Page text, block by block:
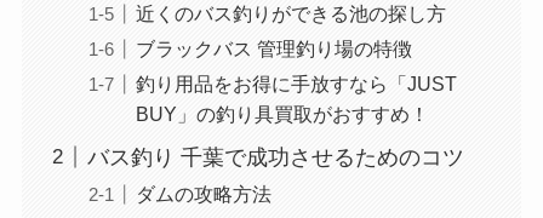
近くのバス釣りができる池の探し方
ブラックバス 管理釣り場の特徴
釣り用品をお得に手放すなら「JUST
BUY」の釣り具買取がおすすめ！
バス釣り 千葉で成功させるためのコツ
ダムの攻略方法